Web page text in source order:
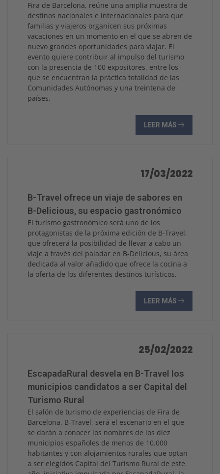
Fira de Barcelona, reúne una amplia muestra de
destinos nacionales e internacionales para que
familias y viajeros organicen sus próximas
vacaciones en un momento en el que se abren de
nuevo grandes oportunidades para viajar. El
evento quiere contribuir al impulso del turismo
con la presencia de 100 expositores, entre los
que se encuentran la práctica totalidad de las
Comunidades Autónomas y una treintena de
países.
LEER MÁS
17/03/2022
B-Travel ofrece un viaje de sabores en
B-Delicious, su espacio gastronómico
El turismo gastronómico será uno de los
protagonistas de la próxima edición de B-Travel,
que ofrecerá la posibilidad de llevar a cabo un
viaje a través del paladar en B-Delicious, su área
dedicada al valor añadido que ofrece la cocina a
la oferta de los diferentes destinos turísticos.
LEER MÁS
25/02/2022
EscapadaRural desvela en B-Travel los
municipios candidatos a ser Capital del
Turismo Rural
El salón de turismo de experiencias de Fira de
Barcelona, B-Travel, será el escenario en el que
se darán a conocer los nombres de los diez
municipios españoles de menos de 10.000
habitantes y con alojamientos rurales que optan
a ser elegidos Capital del Turismo Rural de este